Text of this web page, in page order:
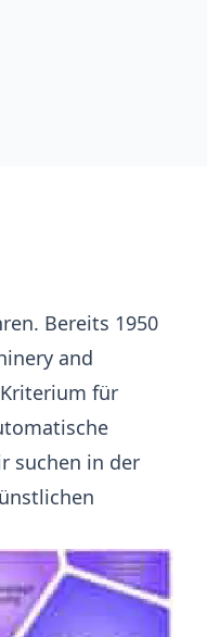
Bereits 1950
and
für
suchen in der